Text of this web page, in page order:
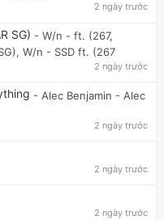
2 ngày trước
SG) - W/n - ft. (267,
W/n - SSD ft. (267
2 ngày trước
- Alec Benjamin - Alec
2 ngày trước
2 ngày trước
2 ngày trước